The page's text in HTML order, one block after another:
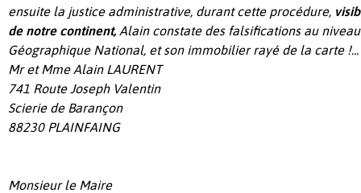
ensuite la justice administrative, durant cette procédure,
de notre continent, Alain constate des falsifications au
Géographique National, et son immobilier rayé de la carte !...
Mr et Mme Alain LAURENT
741 Route Joseph Valentin
Scierie de Barançon
88230 PLAINFAING
Monsieur le Maire